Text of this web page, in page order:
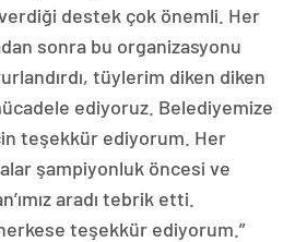
verdiği destek çok önemli. Her
sonra bu organizasyonu
tüylerim diken diken
ediyoruz. Belediyemize
teşekkür ediyorum. Her
şampiyonluk öncesi ve
aradı tebrik etti.
teşekkür ediyorum.”